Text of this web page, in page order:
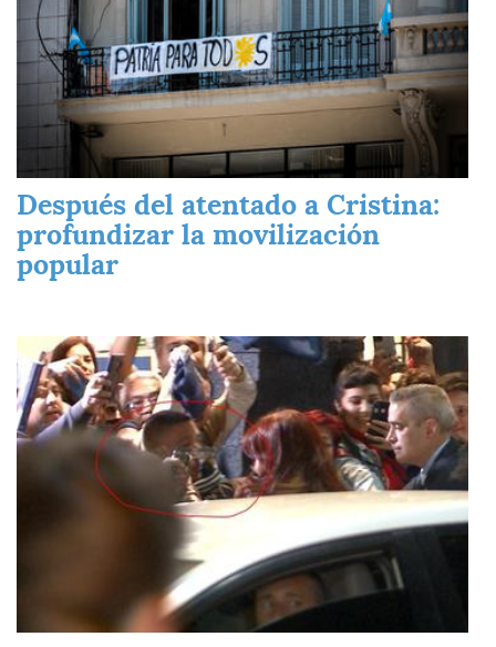
Después del atentado a Cristina:
profundizar la movilización
popular
Imagen